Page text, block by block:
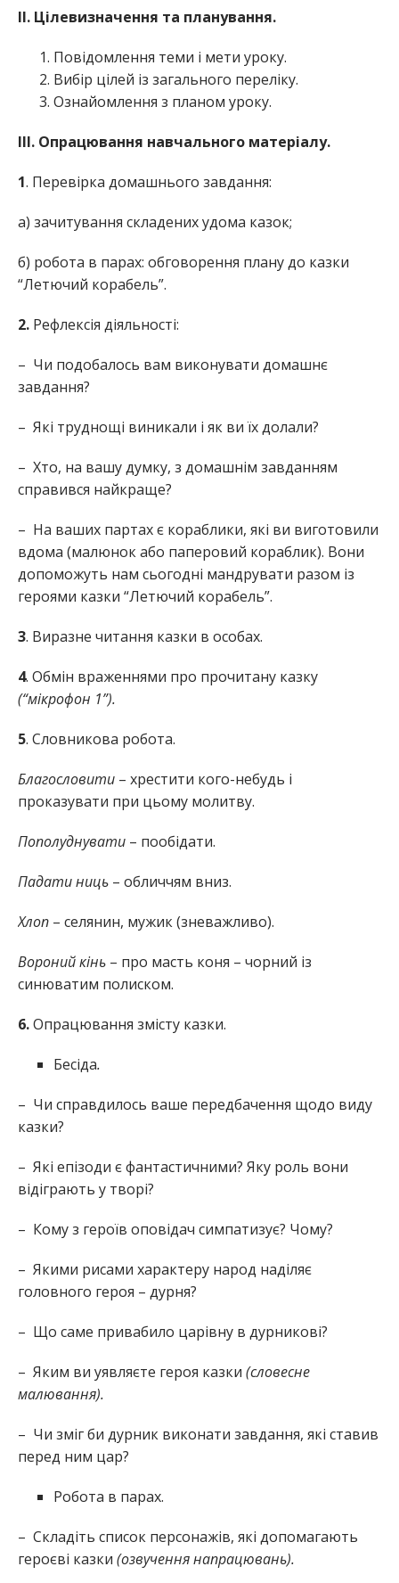
ІІ. Цілевизначення та планування.
Повідомлення теми і мети уроку.
Вибір цілей із загального переліку.
Ознайомлення з планом уроку.
ІІІ. Опрацювання навчального матеріалу.
1. Перевірка домашнього завдання:
а) зачитування складених удома казок;
б) робота в парах: обговорення плану до казки
“Летючий корабель”.
2. Рефлексія діяльності:
– Чи подобалось вам виконувати домашнє
завдання?
– Які труднощі виникали і як ви їх долали?
– Хто, на вашу думку, з домашнім завданням
справився найкраще?
– На ваших партах є кораблики, які ви виготовили
вдома (малюнок або паперовий кораблик). Вони
допоможуть нам сьогодні мандрувати разом із
героями казки “Летючий корабель”.
3. Виразне читання казки в особах.
4. Обмін враженнями про прочитану казку
(“мікрофон 1”).
5. Словникова робота.
Благословити – хрестити кого-небудь і
проказувати при цьому молитву.
Пополуднувати – пообідати.
Падати ниць – обличчям вниз.
Хлоп – селянин, мужик (зневажливо).
Вороний кінь – про масть коня – чорний із
синюватим полиском.
6.Опрацювання змісту казки.
Бесіда.
– Чи справдилось ваше передбачення щодо виду
казки?
– Які епізоди є фантастичними? Яку роль вони
відіграють у творі?
– Кому з героїв оповідач симпатизує? Чому?
– Якими рисами характеру народ наділяє
головного героя – дурня?
– Що саме привабило царівну в дурникові?
– Яким ви уявляєте героя казки (словесне
малювання).
– Чи зміг би дурник виконати завдання, які ставив
перед ним цар?
Робота в парах.
– Складіть список персонажів, які допомагають
героєві казки (озвучення напрацювань).